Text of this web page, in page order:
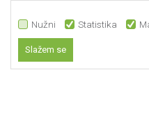
Nužni Statistika
Slažem se